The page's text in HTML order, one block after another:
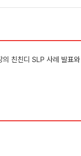
친친디 SLP 사례 발